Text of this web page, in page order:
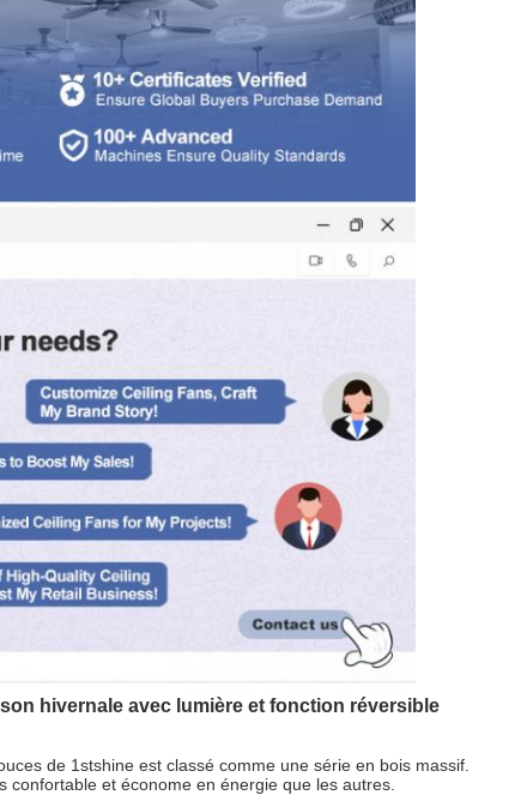
hivernale avec lumière et fonction réversible
de 1stshine est classé comme une série en bois massif.
et économe en énergie que les autres.